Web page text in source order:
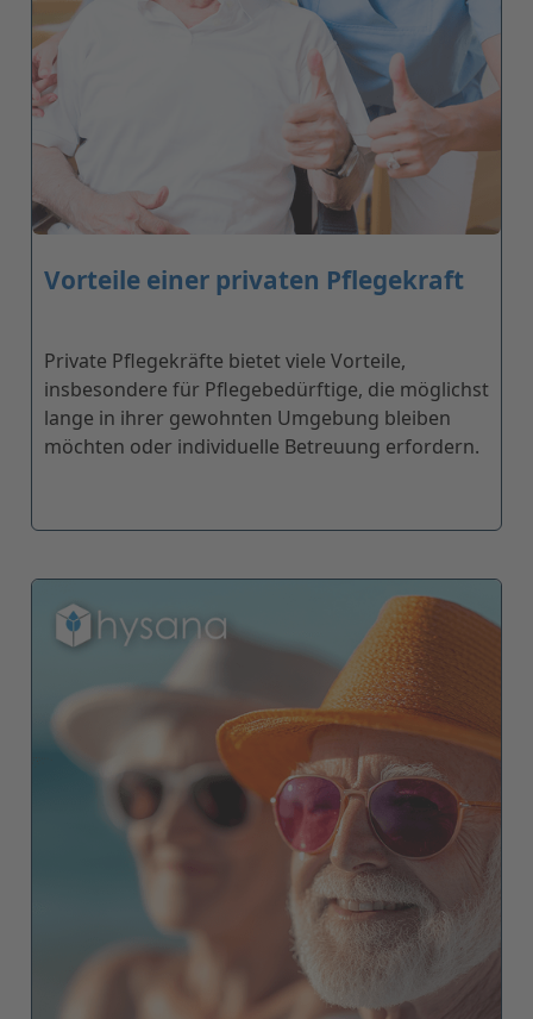
Vorteile einer privaten Pflegekraft
Private Pflegekräfte bietet viele Vorteile,
insbesondere für Pflegebedürftige, die möglichst
lange in ihrer gewohnten Umgebung bleiben
möchten oder individuelle Betreuung erfordern.